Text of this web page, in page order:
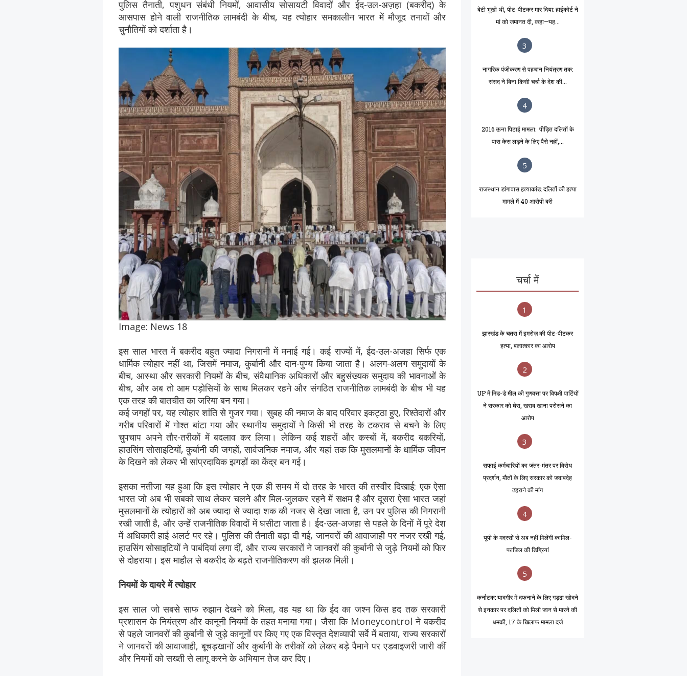
पुलिस तैनाती, पशुधन संबंधी नियमों, आवासीय सोसायटी विवादों और ईद-उल-अज़हा (बकरीद) के
आसपास होने वाली राजनीतिक लामबंदी के बीच, यह त्योहार समकालीन भारत में मौजूद तनावों और
चुनौतियों को दर्शाता है।
Image: News 18
इस साल भारत में बकरीद बहुत ज्यादा निगरानी में मनाई गई। कई राज्यों में, ईद-उल-अजहा सिर्फ एक
धार्मिक त्योहार नहीं था, जिसमें नमाज, कुर्बानी और दान-पुण्य किया जाता है। अलग-अलग समुदायों के
बीच, आस्था और सरकारी नियमों के बीच, संवैधानिक अधिकारों और बहुसंख्यक समुदाय की भावनाओं के
बीच, और अब तो आम पड़ोसियों के साथ मिलकर रहने और संगठित राजनीतिक लामबंदी के बीच भी यह
एक तरह की बातचीत का जरिया बन गया।
कई जगहों पर, यह त्योहार शांति से गुजर गया। सुबह की नमाज के बाद परिवार इकट्ठा हुए, रिश्तेदारों और
गरीब परिवारों में गोश्त बांटा गया और स्थानीय समुदायों ने किसी भी तरह के टकराव से बचने के लिए
चुपचाप अपने तौर-तरीकों में बदलाव कर लिया। लेकिन कई शहरों और कस्बों में, बकरीद बकरियों,
हाउसिंग सोसाइटियों, कुर्बानी की जगहों, सार्वजनिक नमाज, और यहां तक कि मुसलमानों के धार्मिक जीवन
के दिखने को लेकर भी सांप्रदायिक झगड़ों का केंद्र बन गई।
इसका नतीजा यह हुआ कि इस त्योहार ने एक ही समय में दो तरह के भारत की तस्वीर दिखाई: एक ऐसा
भारत जो अब भी सबको साथ लेकर चलने और मिल-जुलकर रहने में सक्षम है और दूसरा ऐसा भारत जहां
मुसलमानों के त्योहारों को अब ज्यादा से ज्यादा शक की नजर से देखा जाता है, उन पर पुलिस की निगरानी
रखी जाती है, और उन्हें राजनीतिक विवादों में घसीटा जाता है। ईद-उल-अजहा से पहले के दिनों में पूरे देश
में अधिकारी हाई अलर्ट पर रहे। पुलिस की तैनाती बढ़ा दी गई, जानवरों की आवाजाही पर नजर रखी गई,
हाउसिंग सोसाइटियों ने पाबंदियां लगा दीं, और राज्य सरकारों ने जानवरों की कुर्बानी से जुड़े नियमों को फिर
से दोहराया। इस माहौल से बकरीद के बढ़ते राजनीतिकरण की झलक मिली।
नियमों के दायरे में त्योहार
इस साल जो सबसे साफ रुझान देखने को मिला, वह यह था कि ईद का जश्न किस हद तक सरकारी
प्रशासन के नियंत्रण और कानूनी नियमों के तहत मनाया गया। जैसा कि Moneycontrol ने बकरीद
से पहले जानवरों की कुर्बानी से जुड़े कानूनों पर किए गए एक विस्तृत देशव्यापी सर्वे में बताया, राज्य सरकारों
ने जानवरों की आवाजाही, बूचड़खानों और कुर्बानी के तरीकों को लेकर बड़े पैमाने पर एडवाइजरी जारी कीं
और नियमों को सख्ती से लागू करने के अभियान तेज कर दिए।
बेटी भूखी थी, पीट-पीटकर मार दिया: हाईकोर्ट ने
मां को जमानत दी, कहा—यह...
3
नागरिक पंजीकरण से पहचान नियंत्रण तक:
संसद ने बिना किसी चर्चा के देश की...
4
2016 ऊना पिटाई मामला: पीड़ित दलितों के
पास केस लड़ने के लिए पैसे नहीं,...
5
राजस्थान डांगावास हत्याकांड: दलितों की हत्या
मामले में 40 आरोपी बरी
चर्चा में
1
झारखंड के चतरा में इमरोज़ की पीट-पीटकर
हत्या, बलात्कार का आरोप
2
UP में मिड-डे मील की गुणवत्ता पर विपक्षी पार्टियों
ने सरकार को घेरा, खराब खाना परोसने का
आरोप
3
सफाई कर्मचारियों का जंतर-मंतर पर विरोध
प्रदर्शन, मौतों के लिए सरकार को जवाबदेह
ठहराने की मांग
4
यूपी के मदरसों से अब नहीं मिलेंगी कामिल-
फाजिल की डिग्रियां
5
कर्नाटक: यादगीर में दफनाने के लिए गड्ढा खोदने
से इनकार पर दलितों को मिली जान से मारने की
धमकी, 17 के खिलाफ मामला दर्ज